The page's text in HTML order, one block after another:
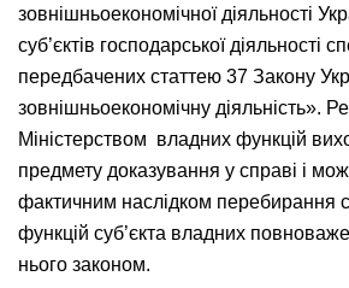
зовнішньоекономічної діяльності
суб’єктів господарської діяльності
передбачених статтею 37 Закону
зовнішньоекономічну діяльність».
Міністерством владних функцій
предмету доказування у справі і
фактичним наслідком перебирання
функцій суб’єкта владних
нього законом.